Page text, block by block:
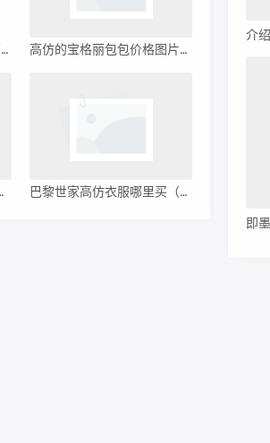
潮牌鞋原单货源,潮牌潮鞋高质量一手货源 高仿的宝格丽包包价格图片_高仿宝格丽手表多少钱
更新中) 巴黎世家高仿衣服哪里买（巴黎世家男土服装高仿）